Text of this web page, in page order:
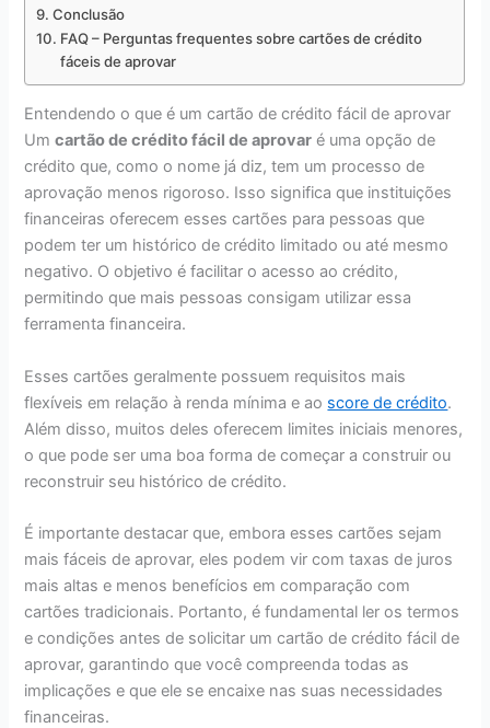
Conclusão
FAQ – Perguntas frequentes sobre cartões de crédito
fáceis de aprovar
Entendendo o que é um cartão de crédito fácil de aprovar
Umcartão de crédito fácil de aprovar é uma opção de
crédito que, como o nome já diz, tem um processo de
aprovação menos rigoroso. Isso significa que instituições
financeiras oferecem esses cartões para pessoas que
podem ter um histórico de crédito limitado ou até mesmo
negativo. O objetivo é facilitar o acesso ao crédito,
permitindo que mais pessoas consigam utilizar essa
ferramenta financeira.
Esses cartões geralmente possuem requisitos mais
flexíveis em relação à renda mínima e ao score de crédito.
Além disso, muitos deles oferecem limites iniciais menores,
o que pode ser uma boa forma de começar a construir ou
reconstruir seu histórico de crédito.
É importante destacar que, embora esses cartões sejam
mais fáceis de aprovar, eles podem vir com taxas de juros
mais altas e menos benefícios em comparação com
cartões tradicionais. Portanto, é fundamental ler os termos
e condições antes de solicitar um cartão de crédito fácil de
aprovar, garantindo que você compreenda todas as
implicações e que ele se encaixe nas suas necessidades
financeiras.